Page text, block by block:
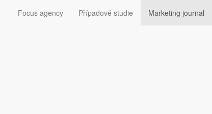
Focus agency Případové studie
Marketing journal